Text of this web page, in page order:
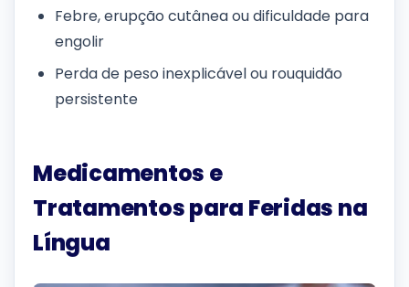
Febre, erupção cutânea ou dificuldade para
engolir
Perda de peso inexplicável ou rouquidão
persistente
Medicamentos e
Tratamentos para Feridas na
Língua